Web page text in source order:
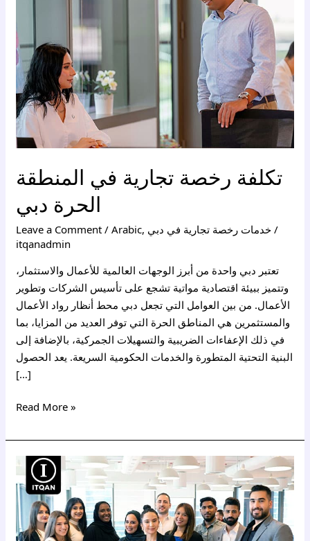
تكلفة رخصة تجارية في المنطقة
الحرة دبي
Leave a Comment /Arabic, خدمات رخصة تجارية في دبي /
itqanadmin
تعتبر دبي واحدة من أبرز الوجهات العالمية للأعمال والاستثمار،
وتتميز ببيئة اقتصادية مواتية تشجع على تأسيس الشركات وتطوير
الأعمال. من بين العوامل التي تجعل دبي محط أنظار رواد الأعمال
والمستثمرين هي المناطق الحرة التي توفر العديد من المزايا، بما
في ذلك الإعفاءات الضريبية والتسهيلات الجمركية، بالإضافة إلى
البنية التحتية المتطورة والخدمات الحكومية السريعة. يعد الحصول
[…]
المنطقة
الحرة
دبي
Read More »
أنواع
الرخص
التجارية
في
دبي